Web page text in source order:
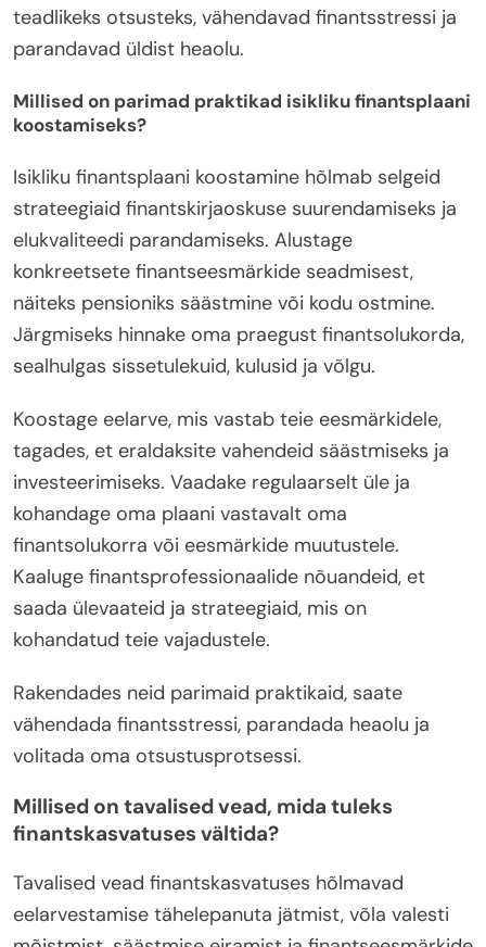
teadlikeks otsusteks, vähendavad finantsstressi ja
parandavad üldist heaolu.
Millised on parimad praktikad isikliku finantsplaani
koostamiseks?
Isikliku finantsplaani koostamine hõlmab selgeid
strateegiaid finantskirjaoskuse suurendamiseks ja
elukvaliteedi parandamiseks. Alustage
konkreetsete finantseesmärkide seadmisest,
näiteks pensioniks säästmine või kodu ostmine.
Järgmiseks hinnake oma praegust finantsolukorda,
sealhulgas sissetulekuid, kulusid ja võlgu.
Koostage eelarve, mis vastab teie eesmärkidele,
tagades, et eraldaksite vahendeid säästmiseks ja
investeerimiseks. Vaadake regulaarselt üle ja
kohandage oma plaani vastavalt oma
finantsolukorra või eesmärkide muutustele.
Kaaluge finantsprofessionaalide nõuandeid, et
saada ülevaateid ja strateegiaid, mis on
kohandatud teie vajadustele.
Rakendades neid parimaid praktikaid, saate
vähendada finantsstressi, parandada heaolu ja
volitada oma otsustusprotsessi.
Millised on tavalised vead, mida tuleks
finantskasvatuses vältida?
Tavalised vead finantskasvatuses hõlmavad
eelarvestamise tähelepanuta jätmist, võla valesti